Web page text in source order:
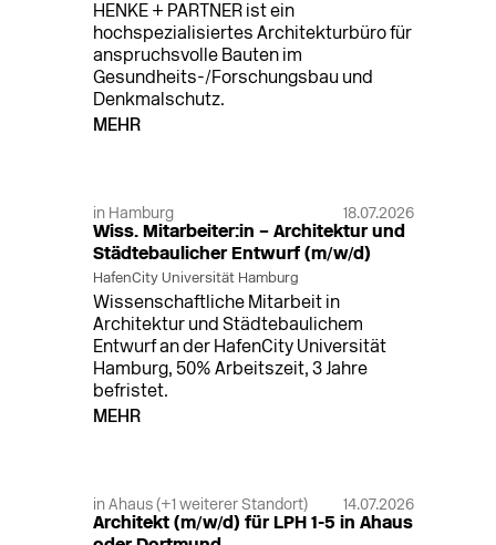
HENKE + PARTNER ist ein
hochspezialisiertes Architekturbüro für
anspruchsvolle Bauten im
Gesundheits-/Forschungsbau und
Denkmalschutz.
MEHR
in Hamburg 18.07.2026
Wiss. Mitarbeiter:in – Architektur und
Städtebaulicher Entwurf (m/w/d)
HafenCity Universität Hamburg
Wissenschaftliche Mitarbeit in
Architektur und Städtebaulichem
Entwurf an der HafenCity Universität
Hamburg, 50% Arbeitszeit, 3 Jahre
befristet.
MEHR
in Ahaus (+1 weiterer Standort) 14.07.2026
Architekt (m/w/d) für LPH 1-5 in Ahaus